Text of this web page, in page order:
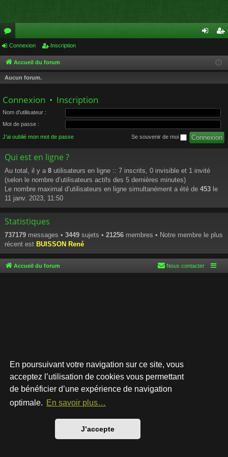
En poursuivant votre navigation sur ce site, vous
acceptez l’utilisation de cookies vous permettant
de bénéficier d’une expérience de navigation
optimale. En savoir plus…
J’accepte
or
u
m
cri
Connexion Inscription
Accueil du forum
Aucun forum.
Connexion • Inscription
Nom d’utilisateur :
Mot de passe :
J’ai oublié mon mot de passe Se souvenir de moi
Qui est en ligne ?
Au total, il y a 8 utilisateurs en ligne :: 7 inscrits, 0 invisible et 1 invité
(selon le nombre d’utilisateurs actifs des 5 dernières minutes)
Le nombre maximal d’utilisateurs en ligne simultanément a été de 453 le
11 janv. 2023, 11:50
Statistiques
737179 messages • 3449 sujets • 21256 membres • Notre membre le plus
récent est BUISSON René
Accueil du forum Nous contacter
Développé parphpBB® Forum Software © phpBB Limited
Style par
Traduction française officielle